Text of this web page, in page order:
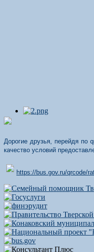
Дорогие друзья, перейдя по
качество условий
https://bus.gov.ru/qrcode/